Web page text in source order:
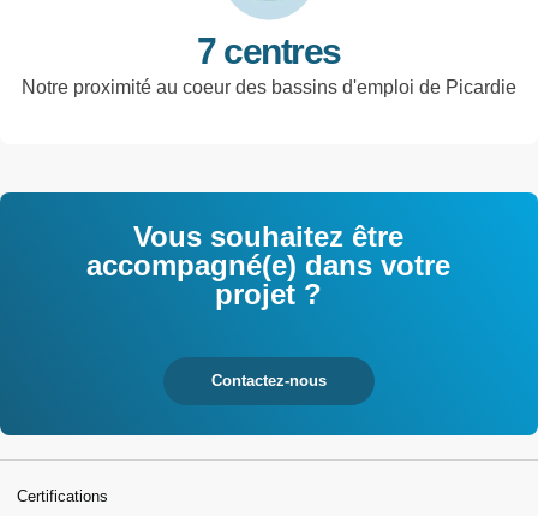
7 centres
Notre proximité au coeur des bassins d'emploi de Picardie
Vous souhaitez être
accompagné(e) dans votre
projet ?
Contactez-nous
Certifications